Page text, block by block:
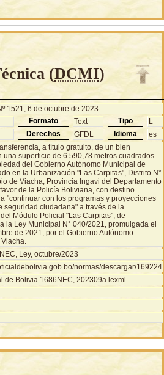
(DCMI)
1521, 6 de octubre de 2023
Formato Text Tipo
L
Derechos GFDL Idioma es
a título gratuito, de un bien
una superficie de 6.590,78 metros cuadrados
del Gobierno Autónomo Municipal de
en la Urbanización "Las Carpitas", Distrito N°
de Viacha, Provincia Ingavi del Departamento
de la Policía Boliviana, con destino
"continuar con los programas y proyecciones
seguridad ciudadana" a través de la
Módulo Policial "Las Carpitas", de
la Ley Municipal N° 040/2021, promulgada el
de 2021, por el Gobierno Autónomo
Ley, octubre/2023
normas/descargar/169224
de Bolivia 1686NEC, 202309a.lexml